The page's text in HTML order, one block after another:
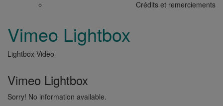
Crédits et remerciements
Vimeo Lightbox
Lightbox Video
Vimeo Lightbox
Sorry! No information available.